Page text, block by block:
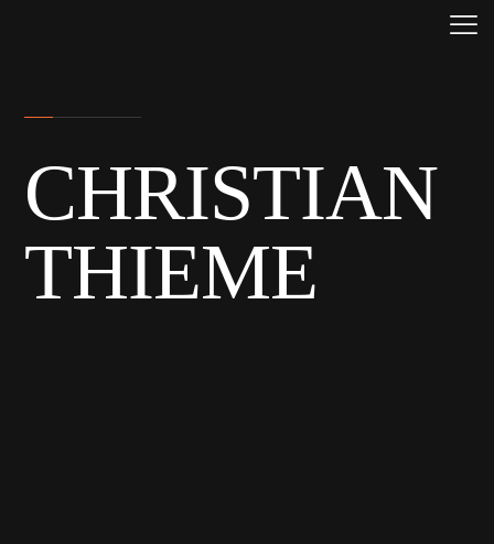
CHRISTIAN
THIEME